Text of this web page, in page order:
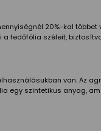
20%-kal
széleit,
van. Az
egy szintetikus anyag,